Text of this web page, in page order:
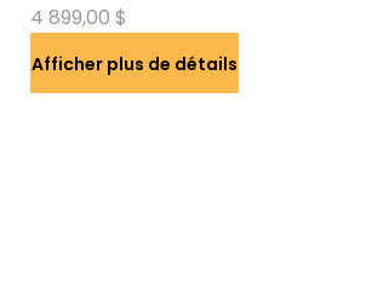
4 899,00 $
Afficher plus de détails